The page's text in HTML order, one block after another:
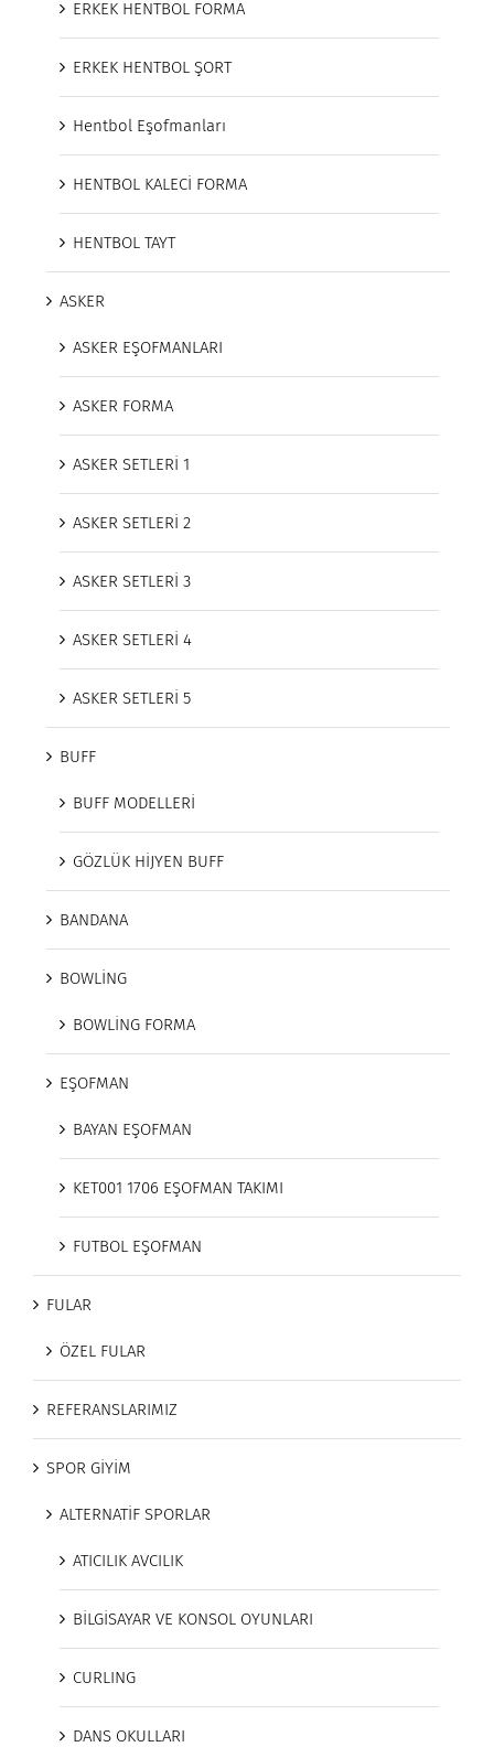
ERKEK HENTBOL FORMA
ERKEK HENTBOL ŞORT
Hentbol Eşofmanları
HENTBOL KALECİ FORMA
HENTBOL TAYT
ASKER
ASKER EŞOFMANLARI
ASKER FORMA
ASKER SETLERİ 1
ASKER SETLERİ 2
ASKER SETLERİ 3
ASKER SETLERİ 4
ASKER SETLERİ 5
BUFF
BUFF MODELLERİ
GÖZLÜK HİJYEN BUFF
BANDANA
BOWLİNG
BOWLİNG FORMA
EŞOFMAN
BAYAN EŞOFMAN
KET001 1706 EŞOFMAN TAKIMI
FUTBOL EŞOFMAN
FULAR
ÖZEL FULAR
REFERANSLARIMIZ
SPOR GİYİM
ALTERNATİF SPORLAR
ATICILIK AVCILIK
BİLGİSAYAR VE KONSOL OYUNLARI
CURLING
DANS OKULLARI